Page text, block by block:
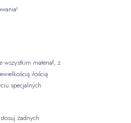
materiał, z
ilością
specjalnych
żadnych